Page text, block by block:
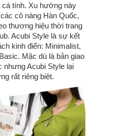
tính. Xu hướng này
cô nàng Hàn Quốc,
thương hiệu thời trang
Acubi Style là sự kết
kinh điển: Minimalist,
Mặc dù là bản giao
nhưng Acubi Style lại
rất riêng biệt.